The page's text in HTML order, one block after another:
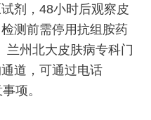
剂，48小时后观察皮
测前需停用抗组胺药
兰州北大皮肤病专科门
道，可通过电话
项。